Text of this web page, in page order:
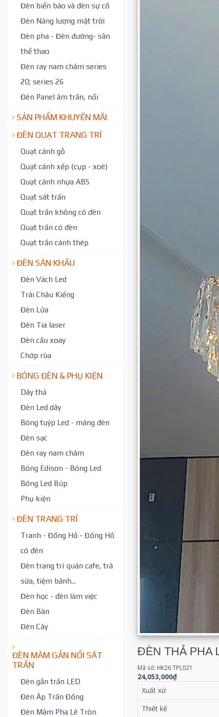
Đèn biển báo và đèn sự cố
Đèn Năng lượng mặt trời
Đèn pha - Đèn đường- sân
thể thao
Đèn ray nam châm series
20; series 26
Đèn Panel âm trần, nổi
SẢN PHẨM KHUYẾN MÃI
ĐÈN QUẠT TRANG TRÍ
Quạt cánh gỗ
Quạt cánh xếp (cụp - xoè)
Quạt cánh nhựa ABS
Quạt sát trần
Quạt trần không có đèn
Quạt trần có đèn
Quạt trần cánh thép
ĐÈN SÂN KHẤU
Đèn Vách Led
Trái Châu Kiếng
Đèn Lửa
Đèn Tia laser
Đèn cầu xoay
Chớp rùa
BÓNG ĐÈN & PHỤ KIỆN
Dây thả
Đèn Led dây
Bóng tuýp Led - máng đèn
Đèn sạc
Đèn ray nam châm
Bóng Edison - Bóng Led
Bóng Led Búp
Phụ kiện
ĐÈN TRANG TRÍ
Tranh - Đồng Hồ - Đồng Hồ
có đèn
Đèn trang trí quán cafe, trà
sữa, tiệm bánh...
Đèn học - đèn làm việc
Đèn Bàn
Đèn Cây
ĐÈN MÂM GẮN NỔI SÁT
TRẦN
Đèn gắn trần LED
Đèn Áp Trần Đồng
Đèn Mâm Pha Lê Tròn
ĐÈN THẢ PHA
Mã số: HK26 TPL021
24,053,000₫
Xuất xứ
Thiết kế